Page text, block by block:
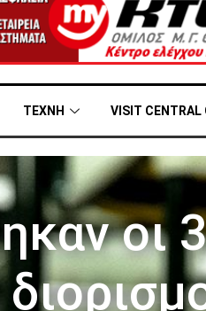
ΤΕΧΝΗ VISIT CENTRAL
οι